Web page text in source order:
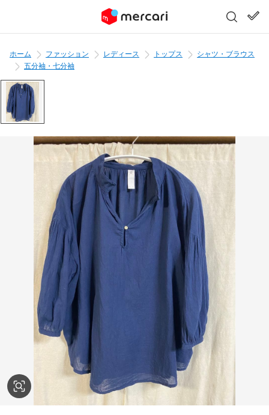
ホーム ファッション レディース トップス
シャツ・ブラウス
五分袖・七分袖